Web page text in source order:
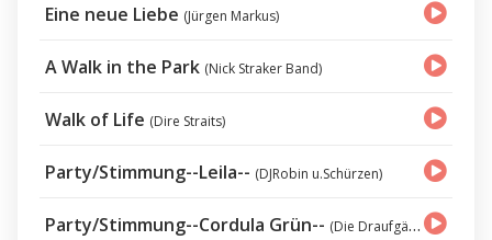
Eine neue Liebe (Jürgen Markus)
A Walk in the Park (Nick Straker Band)
Walk of Life (Dire Straits)
Party/Stimmung--Leila-- (DJRobin u.Schürzen)
Party/Stimmung--Cordula Grün-- (Die Draufgänger)